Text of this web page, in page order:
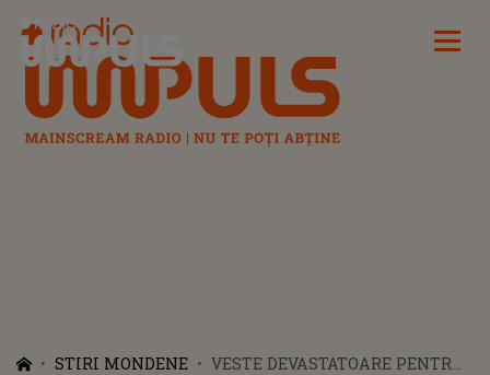
Radio Impuls
STIRI MONDENE
VESTE DEVASTATOARE PENTRU